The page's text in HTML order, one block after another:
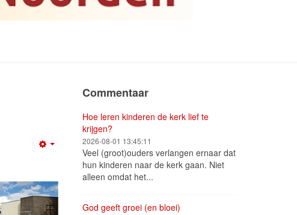
Commentaar
Hoe leren kinderen de kerk lief te
krijgen?
2026-08-01 13:45:11
Veel (groot)ouders verlangen ernaar dat
hun kinderen naar de kerk gaan. Niet
alleen omdat het...
God geeft groei (en bloei)